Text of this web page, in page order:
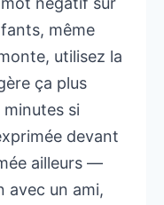
même
utilisez la
ça plus
si
devant
ailleurs —
avec un ami,